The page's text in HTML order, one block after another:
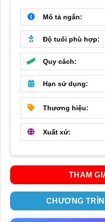
Mô tả ngắn:
Độ tuổi phù hợp:
Quy cách:
Hạn sử dụng:
Thương hiệu:
Xuất xứ:
THAM
CHƯƠNG